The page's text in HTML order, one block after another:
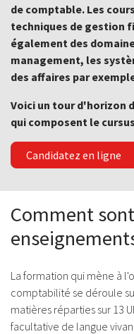
de comptable. Les
techniques de gestion
également des
management, les
des affaires par
Voici un tour d'horizon
qui composent le
Candidatez en ligne
Comment
La formation qui mène à
comptabilité se déroule
matières réparties sur 13
facultative de langue